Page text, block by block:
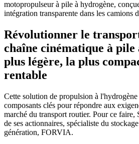
motopropulseur à pile à hydrogène,
intégration transparente dans les camions
Révolutionner le
chaîne cinématique à pile
plus légère, la plus
rentable
Cette solution de propulsion à
composants clés pour répondre aux
marché du transport routier. Pour ce faire,
de ses actionnaires, spécialiste du
génération, FORVIA.